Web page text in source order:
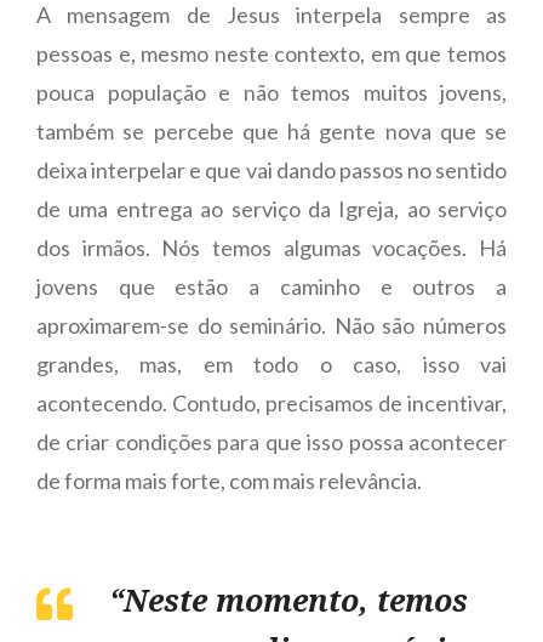
A mensagem de Jesus interpela sempre as
pessoas e, mesmo neste contexto, em que temos
pouca população e não temos muitos jovens,
também se percebe que há gente nova que se
deixa interpelar e que vai dando passos no sentido
de uma entrega ao serviço da Igreja, ao serviço
dos irmãos. Nós temos algumas vocações. Há
jovens que estão a caminho e outros a
aproximarem-se do seminário. Não são números
grandes, mas, em todo o caso, isso vai
acontecendo. Contudo, precisamos de incentivar,
de criar condições para que isso possa acontecer
de forma mais forte, com mais relevância.
“Neste momento, temos